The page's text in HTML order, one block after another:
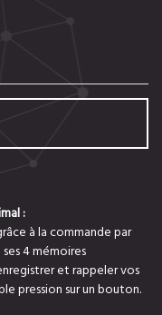
:
à la commande par
4 mémoires
et rappeler vos
pression sur un bouton.